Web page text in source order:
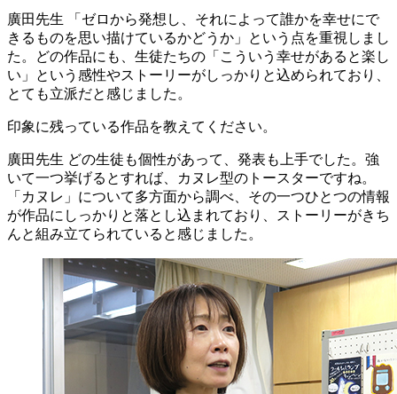
廣田先生 「ゼロから発想し、それによって誰かを幸せにで
きるものを思い描けているかどうか」という点を重視しまし
た。どの作品にも、生徒たちの「こういう幸せがあると楽し
い」という感性やストーリーがしっかりと込められており、
とても立派だと感じました。
印象に残っている作品を教えてください。
廣田先生 どの生徒も個性があって、発表も上手でした。強
いて一つ挙げるとすれば、カヌレ型のトースターですね。
「カヌレ」について多方面から調べ、その一つひとつの情報
が作品にしっかりと落とし込まれており、ストーリーがきち
んと組み立てられていると感じました。